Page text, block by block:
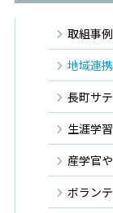
取組事
地域連
長町サ
生涯学習
産学官
ボラン